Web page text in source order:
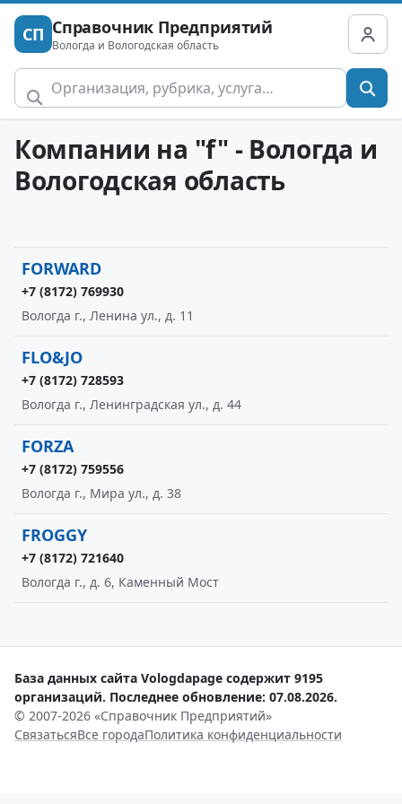
СП Справочник Предприятий
Вологда и Вологодская область
Компании на "f" - Вологда и
Вологодская область
FORWARD
+7 (8172) 769930
Вологда г., Ленина ул., д. 11
FLO&JO
+7 (8172) 728593
Вологда г., Ленинградская ул., д. 44
FORZA
+7 (8172) 759556
Вологда г., Мира ул., д. 38
FROGGY
+7 (8172) 721640
Вологда г., д. 6, Каменный Мост
База данных сайта Vologdapage содержит 9195
организаций. Последнее обновление: 07.08.2026.
© 2007-2026 «Справочник Предприятий»
СвязатьсяВсе городаПолитика конфиденциальности